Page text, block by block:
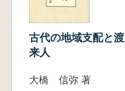
古代の地域支配と渡
来人
大橋 信弥 著